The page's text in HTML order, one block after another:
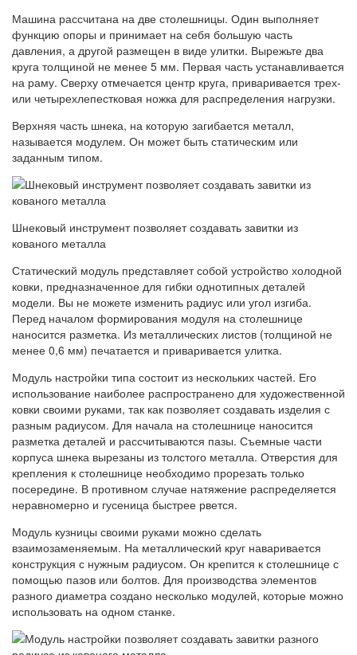
Машина рассчитана на две столешницы. Один выполняет
функцию опоры и принимает на себя большую часть
давления, а другой размещен в виде улитки. Вырежьте два
круга толщиной не менее 5 мм. Первая часть устанавливается
на раму. Сверху отмечается центр круга, приваривается трех-
или четырехлепестковая ножка для распределения нагрузки.
Верхняя часть шнека, на которую загибается металл,
называется модулем. Он может быть статическим или
заданным типом.
Шнековый инструмент позволяет создавать завитки из
кованого металла
Статический модуль представляет собой устройство холодной
ковки, предназначенное для гибки однотипных деталей
модели. Вы не можете изменить радиус или угол изгиба.
Перед началом формирования модуля на столешнице
наносится разметка. Из металлических листов (толщиной не
менее 0,6 мм) печатается и приваривается улитка.
Модуль настройки типа состоит из нескольких частей. Его
использование наиболее распространено для художественной
ковки своими руками, так как позволяет создавать изделия с
разным радиусом. Для начала на столешнице наносится
разметка деталей и рассчитываются пазы. Съемные части
корпуса шнека вырезаны из толстого металла. Отверстия для
крепления к столешнице необходимо прорезать только
посередине. В противном случае натяжение распределяется
неравномерно и гусеница быстрее рвется.
Модуль кузницы своими руками можно сделать
взаимозаменяемым. На металлический круг наваривается
конструкция с нужным радиусом. Он крепится к столешнице с
помощью пазов или болтов. Для производства элементов
разного диаметра создано несколько модулей, которые можно
использовать на одном станке.